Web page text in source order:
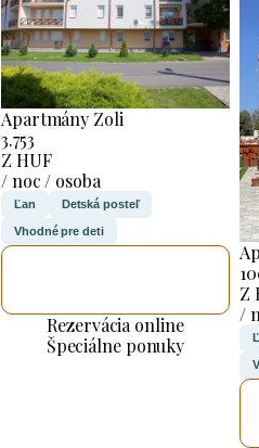
Apartmány Zoli
3.753
Z HUF
/ noc / osoba
Ľan Detská posteľ
Vhodné pre deti
Rezervácia online
Špeciálne ponuky
Z
/